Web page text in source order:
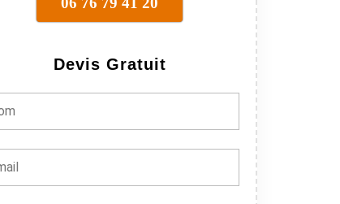
Devis Gratuit